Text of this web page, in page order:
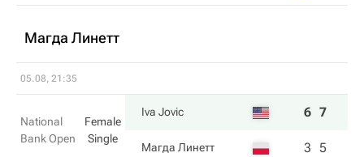
Магда Линетт
05.08, 21:35
National
Bank Open
Female
Single
Iva Jovic 6 7
Магда Линетт 3 5